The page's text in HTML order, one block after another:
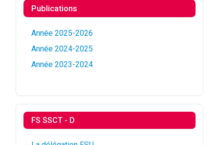
Publications
Année 2025-2026
Année 2024-2025
Année 2023-2024
FS SSCT - D